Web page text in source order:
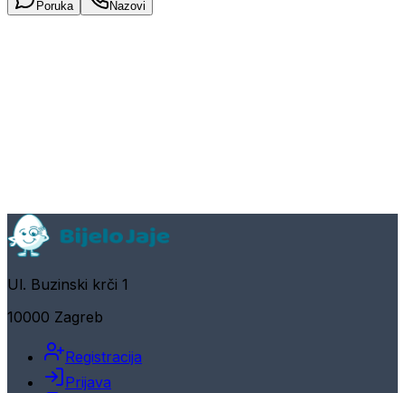
Poruka Nazovi
Ul. Buzinski krči 1
10000 Zagreb
Registracija
Prijava